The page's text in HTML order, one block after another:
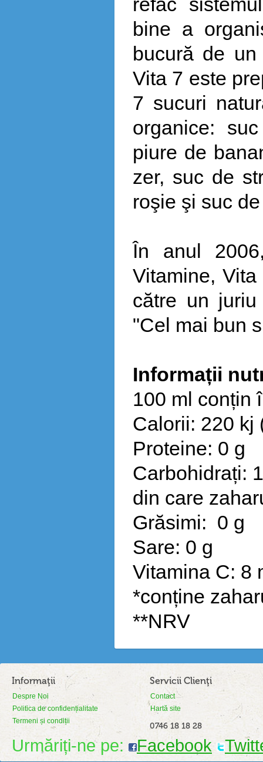
bine a
bucură de
Vita 7 este
7 sucuri
organice:
piure de
zer, suc de
roşie şi suc
În anul
Vitamine, Vita
către un
"Cel mai bun
Informații
100 ml conțin
Calorii: 220 kj
Proteine: 0 g
Carbohidrați:
din care
Grăsimi: 0 g
Sare: 0 g
Vitamina C: 8
*conține
**NRV
Informaţii
Despre Noi
Politica de confidențialitate
Termeni și condiții
Servicii Clienţi
Contact
Hartă site
0746 18 18 28
Urmăriți-ne pe: Facebook